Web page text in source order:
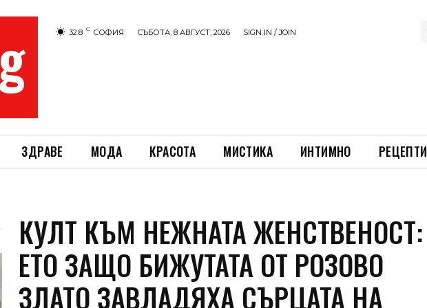
32.8 C СОФИЯ СЪБОТА, 8 АВГУСТ, 2026 SIGN IN / JOIN
ЗДРАВЕ МОДА КРАСОТА МИСТИКА ИНТИМНО РЕЦЕПТИ
КУЛТ КЪМ НЕЖНАТА ЖЕНСТВЕНОСТ:
ЕТО ЗАЩО БИЖУТАТА ОТ РОЗОВО
ЗЛАТО ЗАВЛАДЯХА СЪРЦАТА НА